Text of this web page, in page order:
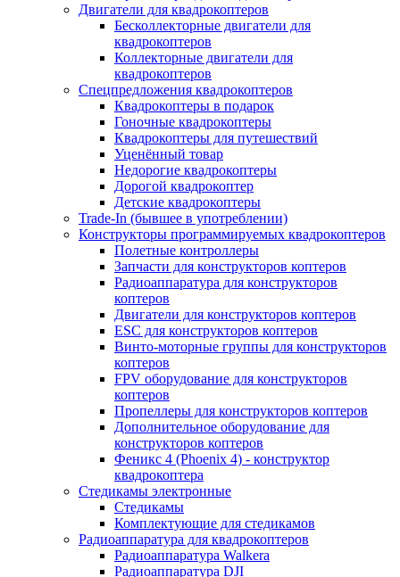
Двигатели для квадрокоптеров
Бесколлекторные двигатели для
квадрокоптеров
Коллекторные двигатели для
квадрокоптеров
Спецпредложения квадрокоптеров
Квадрокоптеры в подарок
Гоночные квадрокоптеры
Квадрокоптеры для путешествий
Уценённый товар
Недорогие квадрокоптеры
Дорогой квадрокоптер
Детские квадрокоптеры
Trade-In (бывшее в употреблении)
Конструкторы программируемых квадрокоптеров
Полетные контроллеры
Запчасти для конструкторов коптеров
Радиоаппаратура для конструкторов
коптеров
Двигатели для конструкторов коптеров
ESC для конструкторов коптеров
Винто-моторные группы для конструкторов
коптеров
FPV оборудование для конструкторов
коптеров
Пропеллеры для конструкторов коптеров
Дополнительное оборудование для
конструкторов коптеров
Феникс 4 (Phoenix 4) - конструктор
квадрокоптера
Cтедикамы электронные
Стедикамы
Комплектующие для стедикамов
Радиоаппаратура для квадрокоптеров
Радиоаппаратура Walkera
Радиоаппаратура DJI